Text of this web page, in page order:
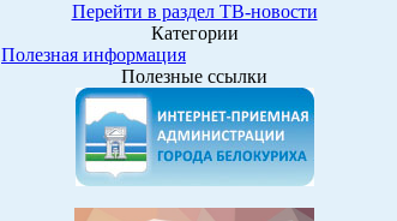
Перейти в раздел ТВ-новости
Категории
Полезная информация
Полезные ссылки